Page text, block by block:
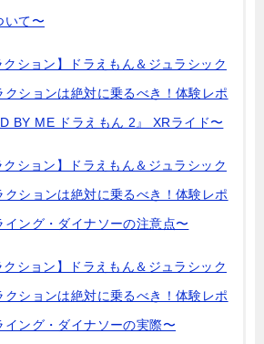
いて〜
クション】ドラえもん＆ジュラシック
クションは絶対に乗るべき！体験レポ
BY ME ドラえもん 2』 XRライド〜
クション】ドラえもん＆ジュラシック
クションは絶対に乗るべき！体験レポ
イング・ダイナソーの注意点〜
クション】ドラえもん＆ジュラシック
クションは絶対に乗るべき！体験レポ
イング・ダイナソーの実際〜